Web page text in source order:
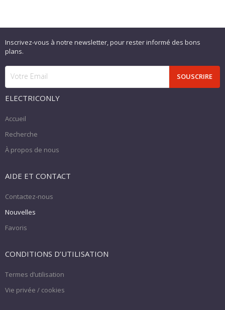
Inscrivez-vous à notre newsletter, pour rester informé des bons
plans.
ELECTRICONLY
Accueil
Recherche
À propos de nous
AIDE ET CONTACT
Contactez-nous
Nouvelles
Favoris
CONDITIONS D’UTILISATION
Termes d’utilisation
Vie privée / cookies